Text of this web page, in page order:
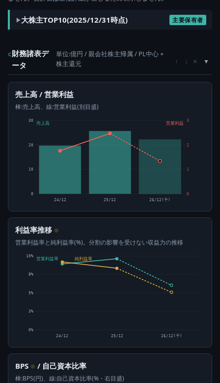
大株主TOP10(2025/12/31時点) 主要保有者
c財務諸表デ
ータ
単位:億円 / 親会社株主帰属 / PL中心 +
株主還元
↑ ↓ ×
売上高 / 営業利益
棒:売上高、線:営業利益(別目盛)
0
10
20
30
0
1
2
3
24/12 25/12 26/12(予)
売上高 営業利益
利益率推移 ⊙
営業利益率と純利益率(%)。分割の影響を受けない収益力の推移
0%
3%
5%
8%
10%
営業利益率 純利益率
24/12 25/12 26/12(予)
BPS ⊙ / 自己資本比率
棒:BPS(円)、線:自己資本比率(%・右目盛)